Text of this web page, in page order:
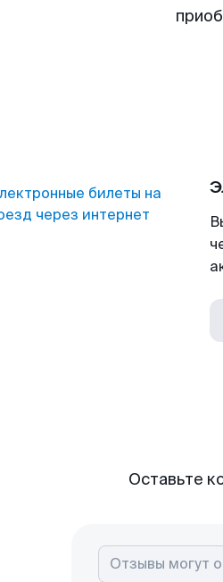
билеты на
через интернет
Оставьте